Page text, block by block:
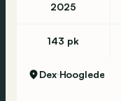
2025
143 pk
Dex Hooglede